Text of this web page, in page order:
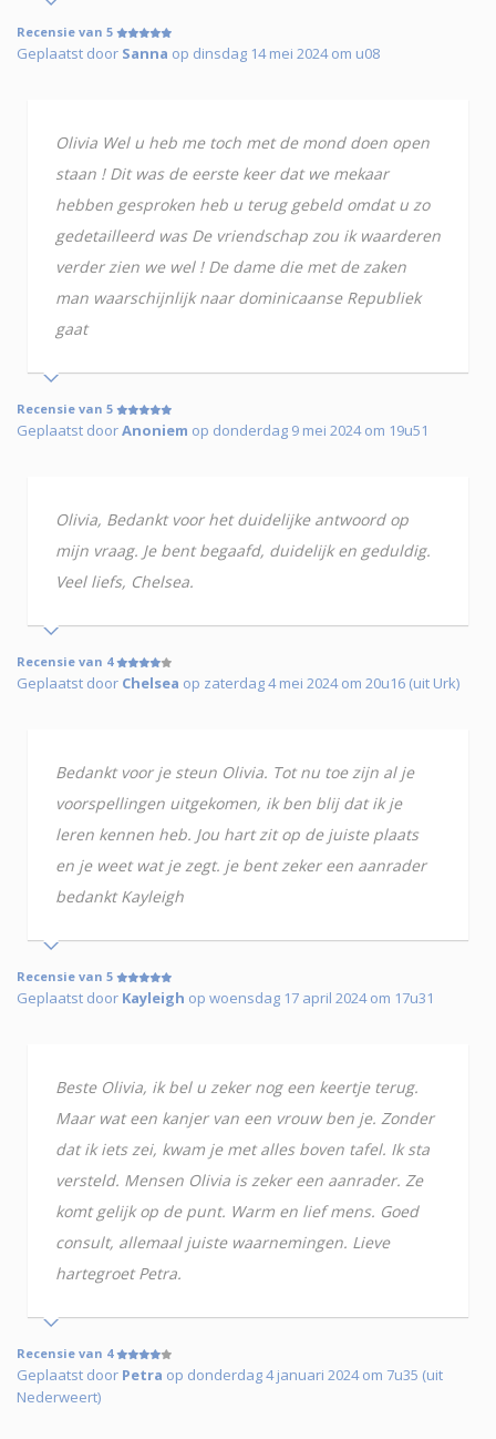
Recensie van 5
Geplaatst door Sanna op dinsdag 14 mei 2024 om u08
Olivia Wel u heb me toch met de mond doen open
staan ! Dit was de eerste keer dat we mekaar
hebben gesproken heb u terug gebeld omdat u zo
gedetailleerd was De vriendschap zou ik waarderen
verder zien we wel ! De dame die met de zaken
man waarschijnlijk naar dominicaanse Republiek
gaat
Recensie van 5
Geplaatst doorAnoniem op donderdag 9 mei 2024 om 19u51
Olivia, Bedankt voor het duidelijke antwoord op
mijn vraag. Je bent begaafd, duidelijk en geduldig.
Veel liefs, Chelsea.
Recensie van 4
Geplaatst door Chelsea op zaterdag 4 mei 2024 om 20u16 (uit Urk)
Bedankt voor je steun Olivia. Tot nu toe zijn al je
voorspellingen uitgekomen, ik ben blij dat ik je
leren kennen heb. Jou hart zit op de juiste plaats
en je weet wat je zegt. je bent zeker een aanrader
bedankt Kayleigh
Recensie van 5
Geplaatst door Kayleigh op woensdag 17 april 2024 om 17u31
Beste Olivia, ik bel u zeker nog een keertje terug.
Maar wat een kanjer van een vrouw ben je. Zonder
dat ik iets zei, kwam je met alles boven tafel. Ik sta
versteld. Mensen Olivia is zeker een aanrader. Ze
komt gelijk op de punt. Warm en lief mens. Goed
consult, allemaal juiste waarnemingen. Lieve
hartegroet Petra.
Recensie van 4
Geplaatst door Petra op donderdag 4 januari 2024 om 7u35 (uit
Nederweert)